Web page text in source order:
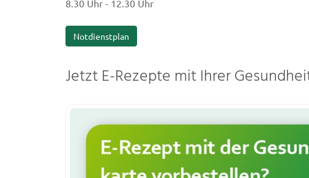
8.30 Uhr - 12.30 Uhr
Notdienstplan
Jetzt E-Rezepte mit Ihrer